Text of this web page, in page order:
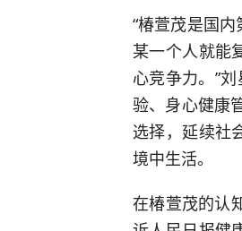
“椿萱茂是国
某一个人就能
心竞争力。”
验、身心健康
选择，延续社
境中生活。
在椿萱茂的认